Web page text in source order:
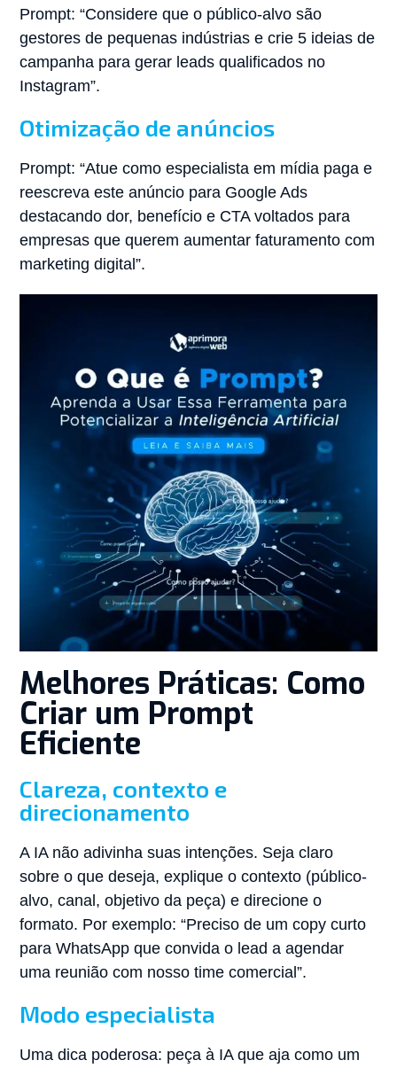
Prompt: “Considere que o público-alvo são
gestores de pequenas indústrias e crie 5 ideias de
campanha para gerar leads qualificados no
Instagram”.
Otimização de anúncios
Prompt: “Atue como especialista em mídia paga e
reescreva este anúncio para Google Ads
destacando dor, benefício e CTA voltados para
empresas que querem aumentar faturamento com
marketing digital”.
Melhores Práticas: Como
Criar um Prompt
Eficiente
Clareza, contexto e
direcionamento
A IA não adivinha suas intenções. Seja claro
sobre o que deseja, explique o contexto (público-
alvo, canal, objetivo da peça) e direcione o
formato. Por exemplo: “Preciso de um copy curto
para WhatsApp que convida o lead a agendar
uma reunião com nosso time comercial”.
Modo especialista
Uma dica poderosa: peça à IA que aja como um